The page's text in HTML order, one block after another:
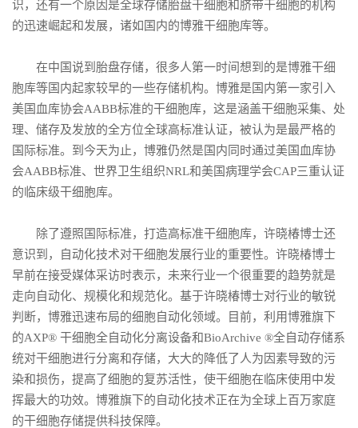
识，还有一个原因是全球存储胎盘干细胞和脐带干细胞的机构
的迅速崛起和发展，诸如国内的博雅干细胞库等。
在中国说到胎盘存储，很多人第一时间想到的是博雅干细
胞库等国内起家较早的一些存储机构。博雅是国内第一家引入
美国血库协会AABB标准的干细胞库，这是涵盖干细胞采集、处
理、储存及发放的全方位全球高标准认证，被认为是最严格的
国际标准。到今天为止，博雅仍然是国内同时通过美国血库协
会AABB标准、世界卫生组织NRL和美国病理学会CAP三重认证
的临床级干细胞库。
除了遵照国际标准，打造高标准干细胞库，许晓椿博士还
意识到，自动化技术对干细胞发展行业的重要性。许晓椿博士
早前在接受媒体采访时表示，未来行业一个很重要的趋势就是
走向自动化、规模化和规范化。基于许晓椿博士对行业的敏锐
判断，博雅迅速布局的细胞自动化领域。目前，利用博雅旗下
的AXP® 干细胞全自动化分离设备和BioArchive ®全自动存储系
统对干细胞进行分离和存储，大大的降低了人为因素导致的污
染和损伤，提高了细胞的复苏活性，使干细胞在临床使用中发
挥最大的功效。博雅旗下的自动化技术正在为全球上百万家庭
的干细胞存储提供科技保障。